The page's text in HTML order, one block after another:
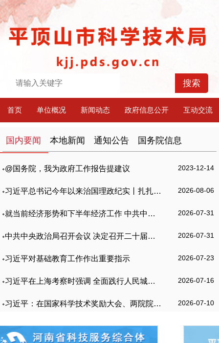
首页 单位概况 新闻动态 政府信息公开 互动交流
国内要闻 本地新闻 通知公告 国务院信息
@国务院，我为政府工作报告提建议 2023-12-14
习近平总书记今年以来治国理政纪实丨扎扎实实以科技创新支撑和引领中国式现代化 2026-08-06
就当前经济形势和下半年经济工作 中共中央召开党外人士座谈会 习近平主持并发表重要讲话 2026-07-31
中共中央政治局召开会议 决定召开二十届五中全会 分析研究当前经济形势和经济工作 中共中央总书记习近平主持会议 2026-07-31
习近平对基础教育工作作出重要指示 2026-07-23
习近平在上海考察时强调 全面践行人民城市理念 高质量推进城市更新 2026-07-16
习近平：在国家科学技术奖励大会、两院院士大会、中国科协第十一次全国代表大会上的讲话 2026-07-10